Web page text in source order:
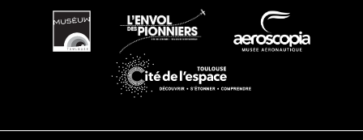
En
savoir
plus